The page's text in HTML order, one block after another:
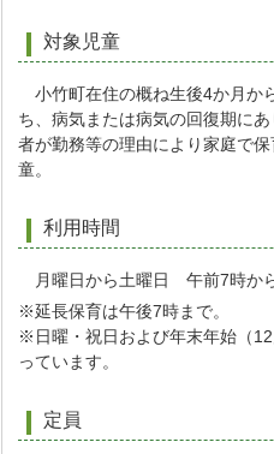
対象児童
小竹町在住の概ね生後4か月か
ち、病気または病気の回復期に
者が勤務等の理由により家庭で
童。
利用時間
月曜日から土曜日 午前7時か
※延長保育は午後7時まで。
※日曜・祝日および年末年始（
っています。
定員